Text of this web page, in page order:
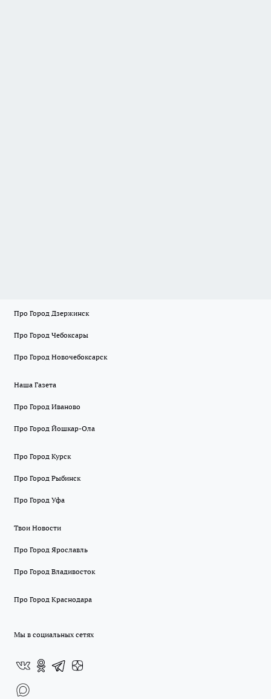
Про Город Дзержинск
Про Город Чебоксары
Про Город Новочебоксарск
Наша Газета
Про Город Иваново
Про Город Йошкар-Ола
Про Город Курск
Про Город Рыбинск
Про Город Уфа
Твои Новости
Про Город Ярославль
Про Город Владивосток
Про Город Краснодара
Мы в социальных сетях